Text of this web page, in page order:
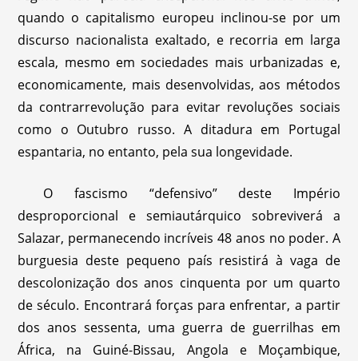
quando o capitalismo europeu inclinou-se por um
discurso nacionalista exaltado, e recorria em larga
escala, mesmo em sociedades mais urbanizadas e,
economicamente, mais desenvolvidas, aos métodos
da contrarrevolução para evitar revoluções sociais
como o Outubro russo. A ditadura em Portugal
espantaria, no entanto, pela sua longevidade.
O fascismo “defensivo” deste Império
desproporcional e semiautárquico sobreviverá a
Salazar, permanecendo incríveis 48 anos no poder. A
burguesia deste pequeno país resistirá à vaga de
descolonização dos anos cinquenta por um quarto
de século. Encontrará forças para enfrentar, a partir
dos anos sessenta, uma guerra de guerrilhas em
África, na Guiné-Bissau, Angola e Moçambique,